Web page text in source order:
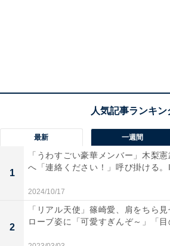
最新 一週間
1
「うわすごい豪華メンバー」木梨憲
へ「連絡ください！」呼び掛ける
2024/10/17
2
「リアル天使」篠崎愛、肩をちら
ローブ姿に「可愛すぎんぞ～」「